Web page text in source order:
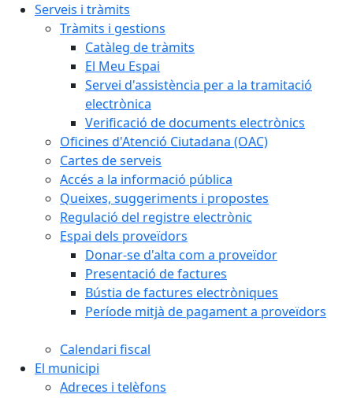
Serveis i tràmits
Tràmits i gestions
Catàleg de tràmits
El Meu Espai
Servei d'assistència per a la tramitació
electrònica
Verificació de documents electrònics
Oficines d'Atenció Ciutadana (OAC)
Cartes de serveis
Accés a la informació pública
Queixes, suggeriments i propostes
Regulació del registre electrònic
Espai dels proveïdors
Donar-se d'alta com a proveïdor
Presentació de factures
Bústia de factures electròniques
Període mitjà de pagament a proveïdors
Calendari fiscal
El municipi
Adreces i telèfons